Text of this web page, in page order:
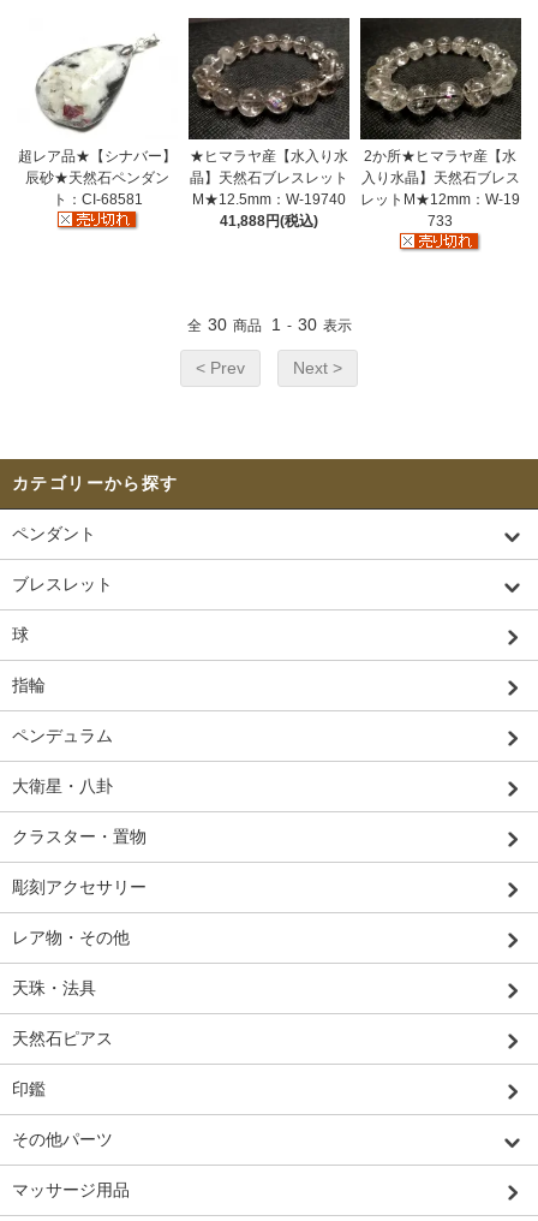
超レア品★【シナバー】
辰砂★天然石ペンダン
ト：CI-68581
★ヒマラヤ産【水入り水
晶】天然石ブレスレット
M★12.5mm：W-19740
41,888円(税込)
2か所★ヒマラヤ産【水
入り水晶】天然石ブレス
レットM★12mm：W-19
733
全 30 商品 1 - 30 表示
< Prev Next >
カテゴリーから探す
ペンダント
ブレスレット
球
指輪
ペンデュラム
大衛星・八卦
クラスター・置物
彫刻アクセサリー
レア物・その他
天珠・法具
天然石ピアス
印鑑
その他パーツ
マッサージ用品